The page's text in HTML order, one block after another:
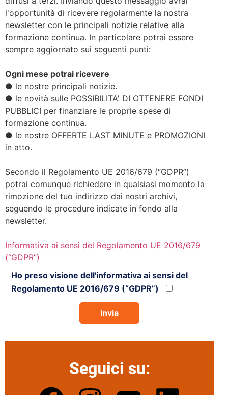
l'opportunità di ricevere regolarmente la nostra
newsletter con le principali notizie relative alla
formazione continua. In particolare potrai essere
sempre aggiornato sui seguenti punti:
Ogni mese potrai ricevere
● le nostre principali notizie.
● le novità sulle POSSIBILITA' DI OTTENERE FONDI
PUBBLICI per finanziare le proprie spese di
formazione continua.
● le nostre OFFERTE LAST MINUTE e PROMOZIONI
in atto.
Secondo il Regolamento UE 2016/679 (“GDPR”)
potrai comunque richiedere in qualsiasi momento la
rimozione del tuo indirizzo dai nostri archivi,
seguendo le procedure indicate in fondo alla
newsletter.
Informativa ai sensi del Regolamento UE 2016/679
(“GDPR”)
Ho preso visione dell'informativa ai sensi del
Regolamento UE 2016/679 (“GDPR”)
Seguici su: